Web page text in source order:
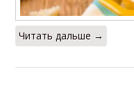
Лечо без помидор
Читать дальше →